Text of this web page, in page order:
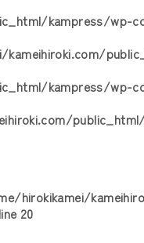
kampress/
kameihiroki.com/
kampress/
hirokikamei/
20